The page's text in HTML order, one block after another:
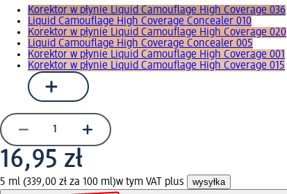
Korektor w płynie Liquid Camouflage High Coverage 036
Liquid Camouflage High Coverage Concealer 010
Korektor w płynie Liquid Camouflage High Coverage 020
Liquid Camouflage High Coverage Concealer 005
Korektor w płynie Liquid Camouflage High Coverage 001
Korektor w płynie Liquid Camouflage High Coverage 015
16,95 zł
5 ml (339,00 zł za 100 ml)w tym VAT plus wysyłka